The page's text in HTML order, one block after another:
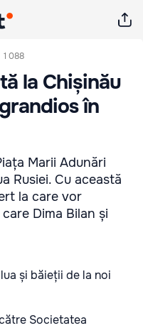
1 088
la Chișinău
în
Marii Adunări
Rusiei. Cu această
la care vor
Dima Bilan și
și băieții de la noi
Societatea